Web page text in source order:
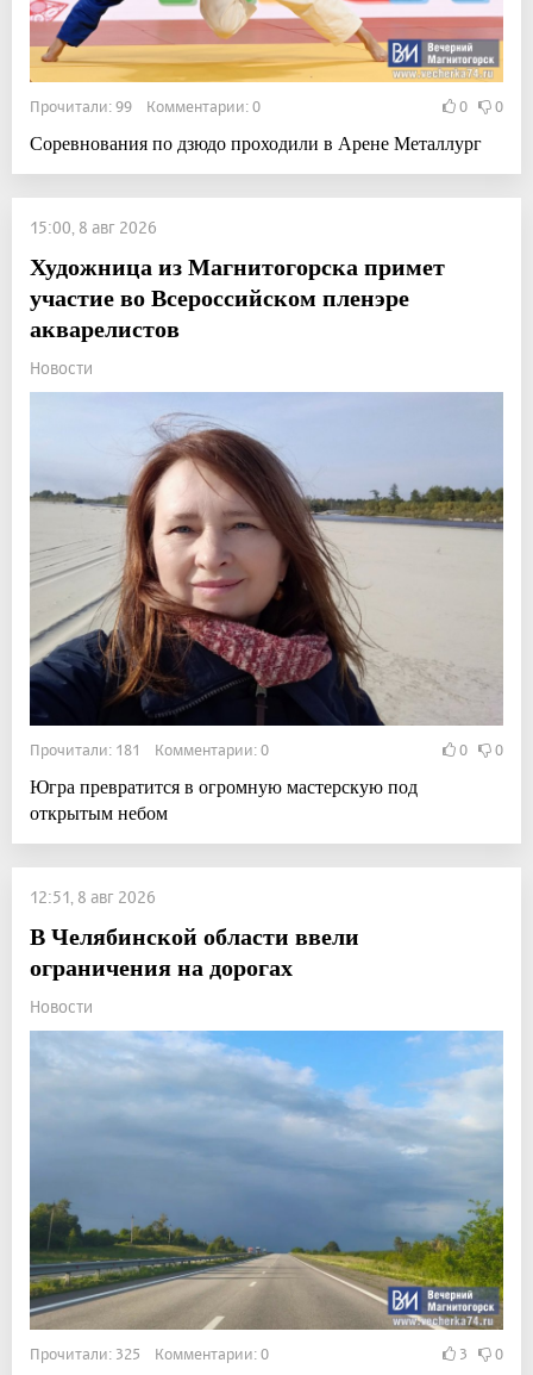
Прочитали: 99 Комментарии: 0 0 0
Соревнования по дзюдо проходили в Арене Металлург
15:00, 8 авг 2026
Художница из Магнитогорска примет
участие во Всероссийском пленэре
акварелистов
Новости
Прочитали: 181 Комментарии: 0 0 0
Югра превратится в огромную мастерскую под
открытым небом
12:51, 8 авг 2026
В Челябинской области ввели
ограничения на дорогах
Новости
Прочитали: 325 Комментарии: 0 3 0